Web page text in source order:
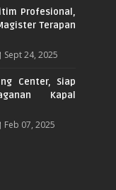
Profesional,
Terapan
Sept 24, 2025
Center, Siap
Kapal
Feb 07, 2025